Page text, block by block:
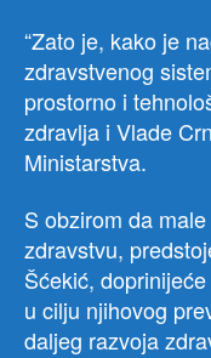
“Zato je, kako je
zdravstvenog
prostorno i
zdravlja i Vlade
Ministarstva.
S obzirom da
zdravstvu,
Šćekić,
u cilju njihovog
daljeg razvoja